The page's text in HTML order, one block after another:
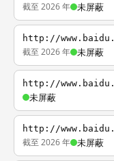
截至 2026 年 未屏蔽
http://
截至 2026 年 未屏蔽
http://
未屏蔽
http://
截至 2026 年 未屏蔽